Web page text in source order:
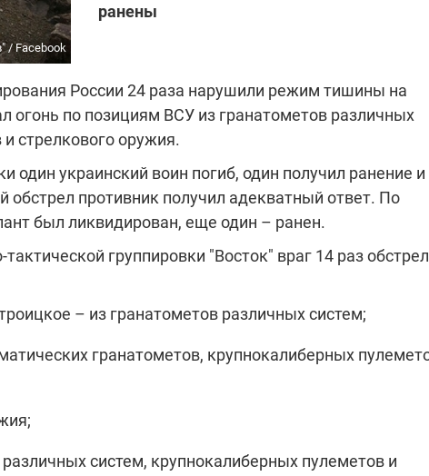
/ Facebook
ранены
России 24 раза нарушили режим тишины на
огонь по позициям ВСУ из гранатометов различных
стрелкового оружия.
один украинский воин погиб, один получил ранение и
противник получил адекватный ответ. По
был ликвидирован, еще один – ранен.
группировки "Восток" враг 14 раз
– из гранатометов различных систем;
гранатометов, крупнокалиберных
систем, крупнокалиберных пулеметов и
СВЕТА В УКРАИНЕ
в четырех
без
в результате
обстреловжарой в августе
Новое подозрение по делу
НАБУ начало расследование в
отношении бывшего
директора Энергоатома
Чернышова сняли электронный
поддержите